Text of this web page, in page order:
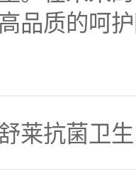
品质的呵